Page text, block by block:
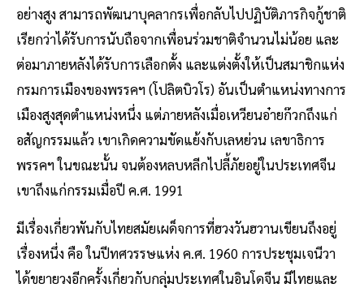
อย่างสูง สามารถพัฒนาบุคลากรเพื่อกลับไปปฏิบัติภารกิจกู้ชาติ
เรียกว่าได้รับการนับถือจากเพื่อนร่วมชาติจำนวนไม่น้อย และ
ต่อมาภายหลังได้รับการเลือกตั้ง และแต่งตั้งให้เป็นสมาชิกแห่ง
กรมการเมืองของพรรคฯ (โปลิตบิวโร) อันเป็นตำแหน่งทางการ
เมืองสูงสุดตำแหน่งหนึ่ง แต่ภายหลังเมื่อเหวียนอ๋ายก๊วกถึงแก่
อสัญกรรมแล้ว เขาเกิดความขัดแย้งกับเลหย่วน เลขาธิการ
พรรคฯ ในขณะนั้น จนต้องหลบหลีกไปลี้ภัยอยู่ในประเทศจีน
เขาถึงแก่กรรมเมื่อปี ค.ศ. 1991
มีเรื่องเกี่ยวพันกับไทยสมัยเผด็จการที่ฮวงวันฮวานเขียนถึงอยู่
เรื่องหนึ่ง คือ ในปีทศวรรษแห่ง ค.ศ. 1960 การประชุมเจนีวา
ได้ขยายวงอีกครั้งเกี่ยวกับกลุ่มประเทศในอินโดจีน มีไทยและ